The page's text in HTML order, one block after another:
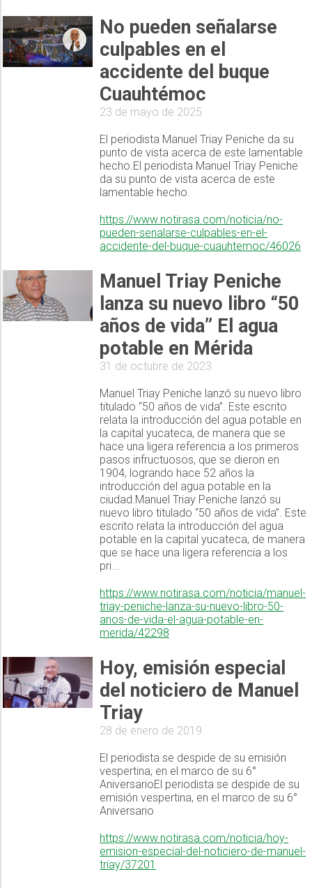
No pueden señalarse
culpables en el
accidente del buque
Cuauhtémoc
23 de mayo de 2025
El periodista Manuel Triay Peniche da su
punto de vista acerca de este lamentable
hecho.El periodista Manuel Triay Peniche
da su punto de vista acerca de este
lamentable hecho.
https://www.notirasa.com/noticia/no-
pueden-senalarse-culpables-en-el-
accidente-del-buque-cuauhtemoc/46026
Manuel Triay Peniche
lanza su nuevo libro “50
años de vida” El agua
potable en Mérida
31 de octubre de 2023
Manuel Triay Peniche lanzó su nuevo libro
titulado “50 años de vida”. Este escrito
relata la introducción del agua potable en
la capital yucateca, de manera que se
hace una ligera referencia a los primeros
pasos infructuosos, que se dieron en
1904, logrando hace 52 años la
introducción del agua potable en la
ciudad.Manuel Triay Peniche lanzó su
nuevo libro titulado “50 años de vida”. Este
escrito relata la introducción del agua
potable en la capital yucateca, de manera
que se hace una ligera referencia a los
pri...
https://www.notirasa.com/noticia/manuel-
triay-peniche-lanza-su-nuevo-libro-50-
anos-de-vida-el-agua-potable-en-
merida/42298
Hoy, emisión especial
del noticiero de Manuel
Triay
28 de enero de 2019
El periodista se despide de su emisión
vespertina, en el marco de su 6°
AniversarioEl periodista se despide de su
emisión vespertina, en el marco de su 6°
Aniversario
https://www.notirasa.com/noticia/hoy-
emision-especial-del-noticiero-de-manuel-
triay/37201